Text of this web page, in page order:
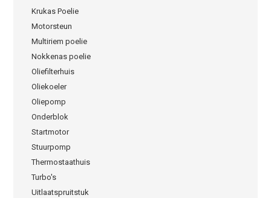
Krukas Poelie
Motorsteun
Multiriem poelie
Nokkenas poelie
Oliefilterhuis
Oliekoeler
Oliepomp
Onderblok
Startmotor
Stuurpomp
Thermostaathuis
Turbo's
Uitlaatspruitstuk